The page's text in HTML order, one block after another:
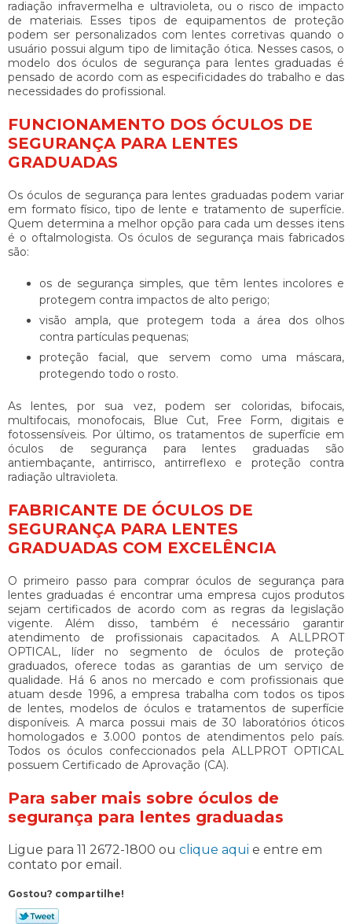
radiação infravermelha e ultravioleta, ou o risco de impacto
de materiais. Esses tipos de equipamentos de proteção
podem ser personalizados com lentes corretivas quando o
usuário possui algum tipo de limitação ótica. Nesses casos, o
modelo dos óculos de segurança para lentes graduadas é
pensado de acordo com as especificidades do trabalho e das
necessidades do profissional.
FUNCIONAMENTO DOS ÓCULOS DE
SEGURANÇA PARA LENTES
GRADUADAS
Os óculos de segurança para lentes graduadaspodem variar
em formato físico, tipo de lente e tratamento de superfície.
Quem determina a melhor opção para cada um desses itens
é o oftalmologista. Os óculos de segurança mais fabricados
são:
os de segurança simples, que têm lentes incolores e
protegem contra impactos de alto perigo;
visão ampla, que protegem toda a área dos olhos
contra partículas pequenas;
proteção facial, que servem como uma máscara,
protegendo todo o rosto.
As lentes, por sua vez, podem ser coloridas, bifocais,
multifocais, monofocais, Blue Cut, Free Form, digitais e
fotossensíveis. Por último, os tratamentos de superfície em
óculos de segurança para lentes graduadas são
antiembaçante, antirrisco, antirreflexo e proteção contra
radiação ultravioleta.
FABRICANTE DE ÓCULOS DE
SEGURANÇA PARA LENTES
GRADUADAS COM EXCELÊNCIA
O primeiro passo para comprar óculos de segurança para
lentes graduadas é encontrar uma empresa cujos produtos
sejam certificados de acordo com as regras da legislação
vigente. Além disso, também é necessário garantir
atendimento de profissionais capacitados. A ALLPROT
OPTICAL, líder no segmento de óculos de proteção
graduados, oferece todas as garantias de um serviço de
qualidade. Há 6 anos no mercado e com profissionais que
atuam desde 1996, a empresa trabalha com todos os tipos
de lentes, modelos de óculos e tratamentos de superfície
disponíveis. A marca possui mais de 30 laboratórios óticos
homologados e 3.000 pontos de atendimentos pelo país.
Todos os óculos confeccionados pela ALLPROT OPTICAL
possuem Certificado de Aprovação (CA).
Para saber mais sobre óculos de
segurança para lentes graduadas
Ligue para 11 2672-1800 ou clique aqui e entre em
contato por email.
Gostou? compartilhe!